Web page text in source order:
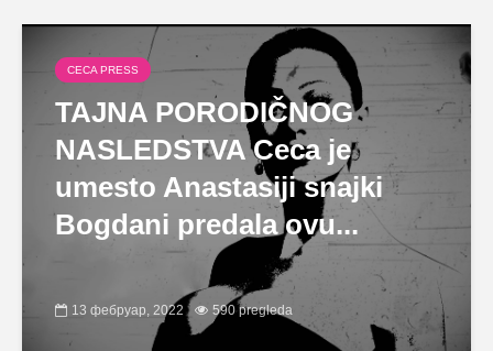
CECA PRESS
TAJNA PORODIČNOG
NASLEDSTVA Ceca je
umesto Anastasiji snajki
Bogdani predala ovu...
13 фебруар, 2022 590 pregleda